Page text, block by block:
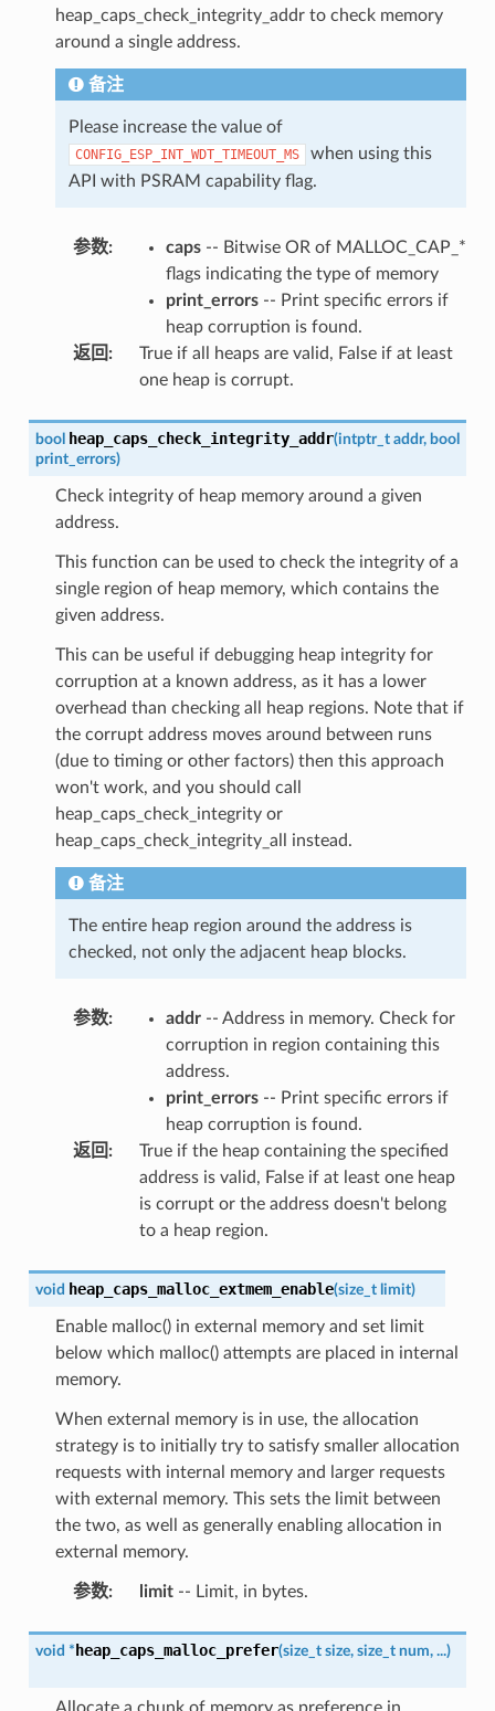
heap_caps_check_integrity_addr to check memory
around a single address.
备注
Please increase the value of
CONFIG_ESP_INT_WDT_TIMEOUT_MS
when using this
API with PSRAM capability flag.
参数: caps-- Bitwise OR of MALLOC_CAP_*
flags indicating the type of memory
print_errors-- Print specific errors if
heap corruption is found.
返回 :
True if all heaps are valid, False if at least
one heap is corrupt.
bool heap_caps_check_integrity_addr(intptr_t addr, bool
print_errors)
Check integrity of heap memory around a given
address.
This function can be used to check the integrity of a
single region of heap memory, which contains the
given address.
This can be useful if debugging heap integrity for
corruption at a known address, as it has a lower
overhead than checking all heap regions. Note that if
the corrupt address moves around between runs
(due to timing or other factors) then this approach
won't work, and you should call
heap_caps_check_integrity or
heap_caps_check_integrity_all instead.
备注
The entire heap region around the address is
checked, not only the adjacent heap blocks.
参数: addr-- Address in memory. Check for
corruption in region containing this
address.
print_errors-- Print specific errors if
heap corruption is found.
返回 :
True if the heap containing the specified
address is valid, False if at least one heap
is corrupt or the address doesn't belong
to a heap region.
void heap_caps_malloc_extmem_enable(size_t limit)
Enable malloc() in external memory and set limit
below which malloc() attempts are placed in internal
memory.
When external memory is in use, the allocation
strategy is to initially try to satisfy smaller allocation
requests with internal memory and larger requests
with external memory. This sets the limit between
the two, as well as generally enabling allocation in
external memory.
参数: limit-- Limit, in bytes.
void * heap_caps_malloc_prefer(size_t size, size_t num, ...)